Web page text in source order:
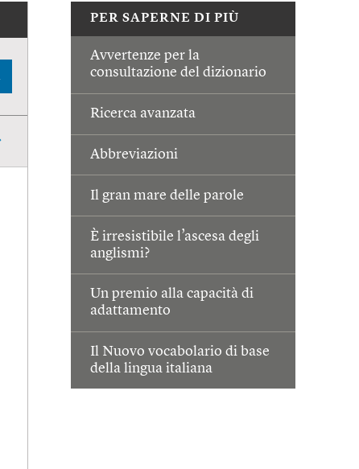
PER SAPERNE DI PIÙ
Avvertenze per la
consultazione del dizionario
Ricerca avanzata
Abbreviazioni
Il gran mare delle parole
È irresistibile l’ascesa degli
anglismi?
Un premio alla capacità di
adattamento
Il Nuovo vocabolario di base
della lingua italiana